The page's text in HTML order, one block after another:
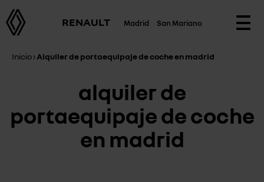
RENAULT Madrid San Mariano
Inicio›Alquiler de portaequipaje de coche en madrid
alquiler de
portaequipaje de coche
en madrid